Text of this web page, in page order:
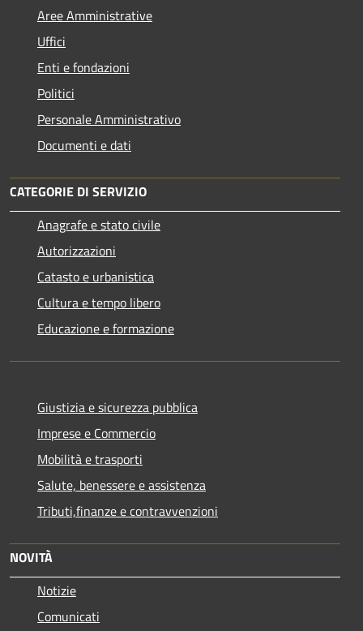
Aree Amministrative
Uffici
Enti e fondazioni
Politici
Personale Amministrativo
Documenti e dati
CATEGORIE DI SERVIZIO
Anagrafe e stato civile
Autorizzazioni
Catasto e urbanistica
Cultura e tempo libero
Educazione e formazione
Giustizia e sicurezza pubblica
Imprese e Commercio
Mobilità e trasporti
Salute, benessere e assistenza
Tributi,finanze e contravvenzioni
NOVITÀ
Notizie
Comunicati